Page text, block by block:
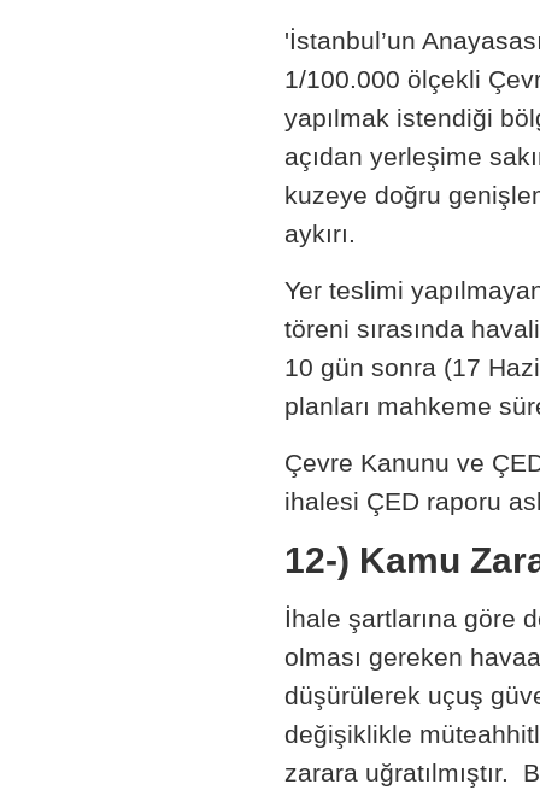
'İstanbul’un
1/100.000 ölçekli
yapılmak istendiği
açıdan yerleşime
kuzeye doğru
aykırı.
Yer teslimi
töreni sırasında
10 gün sonra (17
planları mahkeme
Çevre Kanunu ve
ihalesi ÇED raporu
12-) Kamu
İhale şartlarına göre
olması gereken
düşürülerek uçuş
değişiklikle
zarara uğratılmıştır.